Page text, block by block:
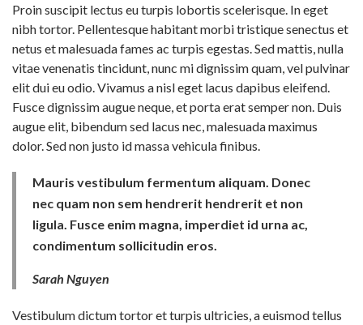
Proin suscipit lectus eu turpis lobortis scelerisque. In eget
nibh tortor. Pellentesque habitant morbi tristique senectus et
netus et malesuada fames ac turpis egestas. Sed mattis, nulla
vitae venenatis tincidunt, nunc mi dignissim quam, vel pulvinar
elit dui eu odio. Vivamus a nisl eget lacus dapibus eleifend.
Fusce dignissim augue neque, et porta erat semper non. Duis
augue elit, bibendum sed lacus nec, malesuada maximus
dolor. Sed non justo id massa vehicula finibus.
Mauris vestibulum fermentum aliquam. Donec
nec quam non sem hendrerit hendrerit et non
ligula. Fusce enim magna, imperdiet id urna ac,
condimentum sollicitudin eros.
Sarah Nguyen
Vestibulum dictum tortor et turpis ultricies, a euismod tellus